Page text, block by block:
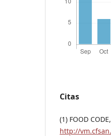
Citas
(1) FOOD
http://